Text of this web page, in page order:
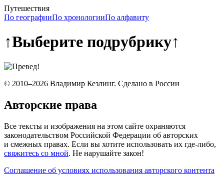
Путешествия
По географииПо хронологииПо алфавиту
↑Выберите подрубрику↑
© 2010–2026 Владимир Кезлинг. Сделано в России
Авторские права
Все тексты и изображения на этом сайте охраняются
законодательством Российской Федерации об авторских
и смежных правах. Если вы хотите использовать их где-либо,
свяжитесь со мной. Не нарушайте закон!
Соглашение об условиях использования авторского контента